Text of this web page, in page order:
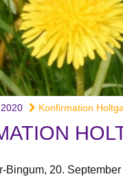
Konfirmation
Bingum, 20.